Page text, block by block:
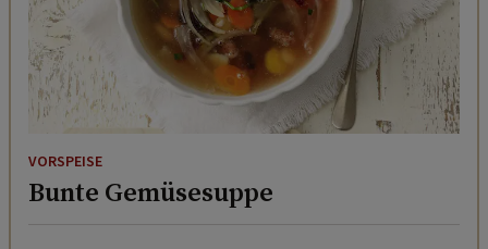
VORSPEISE
Bunte Gemüsesuppe